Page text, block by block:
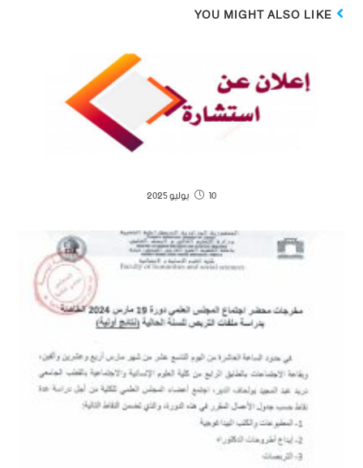
YOU MIGHT ALSO LIKE
10 يوليو 2025